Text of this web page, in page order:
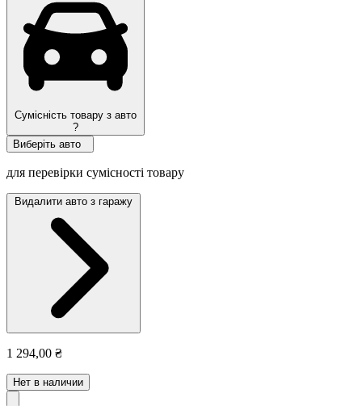
Сумісність товару з авто
?
Виберіть авто
для перевірки сумісності товару
Видалити авто з гаражу
1 294,00 ₴
Нет в наличии